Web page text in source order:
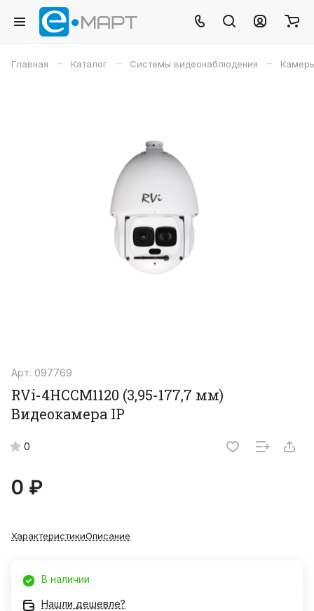
Главная – Каталог – Системы видеонаблюдения –
Арт. 097769
RVi-4HCCM1120 (3,95-177,7 мм)
Видеокамера IP
0
0 ₽
ХарактеристикиОписание
В наличии
Нашли дешевле?